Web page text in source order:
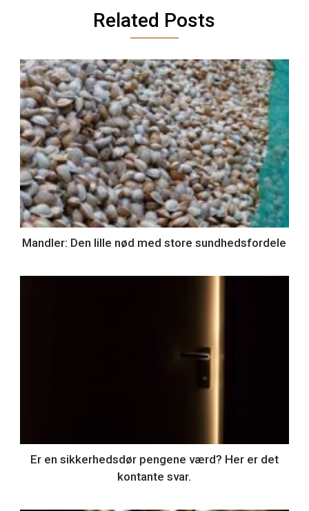
Related Posts
Mandler: Den lille nød med store sundhedsfordele
Er en sikkerhedsdør pengene værd? Her er det
kontante svar.